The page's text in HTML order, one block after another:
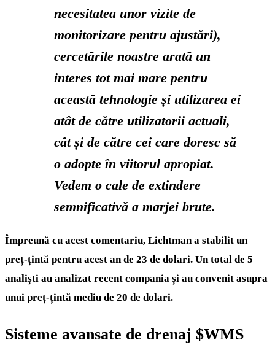
necesitatea unor vizite de
monitorizare pentru ajustări),
cercetările noastre arată un
interes tot mai mare pentru
această tehnologie și utilizarea ei
atât de către utilizatorii actuali,
cât și de către cei care doresc să
o adopte în viitorul apropiat.
Vedem o cale de extindere
semnificativă a marjei brute.
Împreună cu acest comentariu, Lichtman a stabilit un
preț-țintă pentru acest an de 23 de dolari. Un total de 5
analiști au analizat recent compania și au convenit asupra
unui preț-țintă mediu de 20 de dolari.
Sisteme avansate de drenaj $WMS